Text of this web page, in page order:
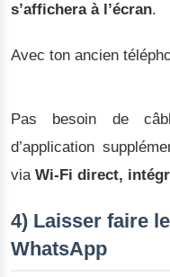
s’affichera à l’écran.
Avec ton ancien
Pas besoin de
d’application
via Wi-Fi direct,
4) Laisser faire
WhatsApp